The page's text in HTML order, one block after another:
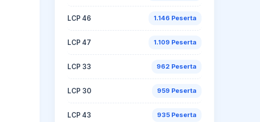
LCP 46 1.146 Peserta
LCP 47 1.109 Peserta
LCP 33 962 Peserta
LCP 30 959 Peserta
LCP 43 935 Peserta